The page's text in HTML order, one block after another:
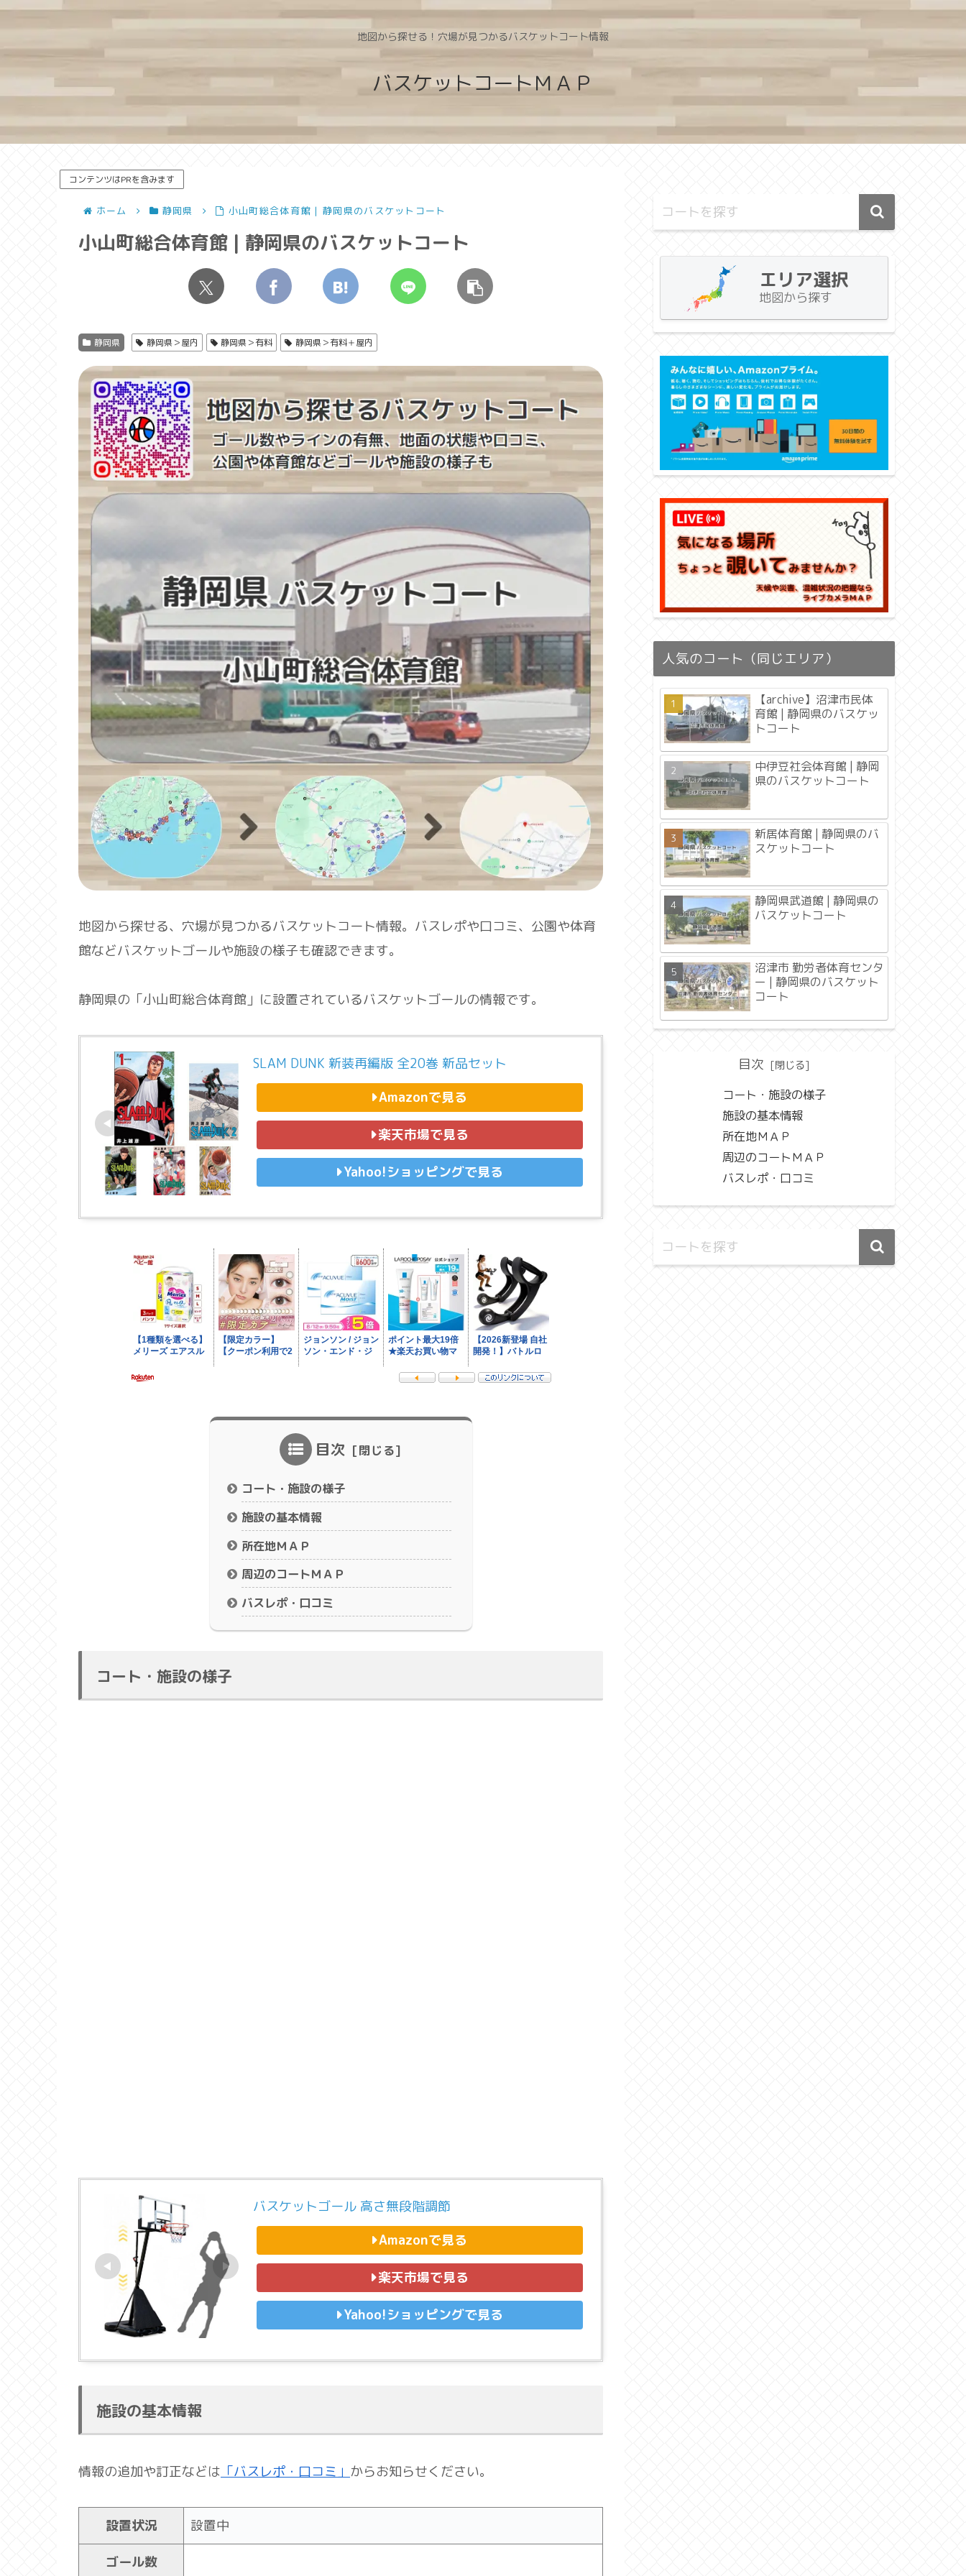
地図から探せる！穴場が見つかるバスケットコート情報
バスケットコートＭＡＰ
コンテンツはPRを含みます
ホーム 静岡県 小山町総合体育館 | 静岡県のバスケットコート
小山町総合体育館 | 静岡県のバスケットコート
静岡県 静岡県＞屋内 静岡県＞有料 静岡県＞有料＋屋内
地図から探せる、穴場が見つかるバスケットコート情報。バスレポや口コミ、公園や体育
館などバスケットゴールや施設の様子も確認できます。
静岡県の「小山町総合体育館」に設置されているバスケットゴールの情報です。
SLAM DUNK 新装再編版 全20巻 新品セット
Amazonで見る
楽天市場で見る
Yahoo!ショッピングで見る
目次
コート・施設の様子
施設の基本情報
所在地ＭＡＰ
周辺のコートＭＡＰ
バスレポ・口コミ
コート・施設の様子
バスケットゴール 高さ無段階調節
Amazonで見る
楽天市場で見る
Yahoo!ショッピングで見る
施設の基本情報
情報の追加や訂正などは 「バスレポ・口コミ」 からお知らせください。
設置状況 設置中
ゴール数
エリア選択
地図から探す
人気のコート（同じエリア）
【archive】沼津市民体
育館 | 静岡県のバスケッ
トコート
中伊豆社会体育館 | 静岡
県のバスケットコート
新居体育館 | 静岡県のバ
スケットコート
静岡県武道館 | 静岡県の
バスケットコート
沼津市 勤労者体育センタ
ー | 静岡県のバスケット
コート
目次
コート・施設の様子
施設の基本情報
所在地ＭＡＰ
周辺のコートＭＡＰ
バスレポ・口コミ